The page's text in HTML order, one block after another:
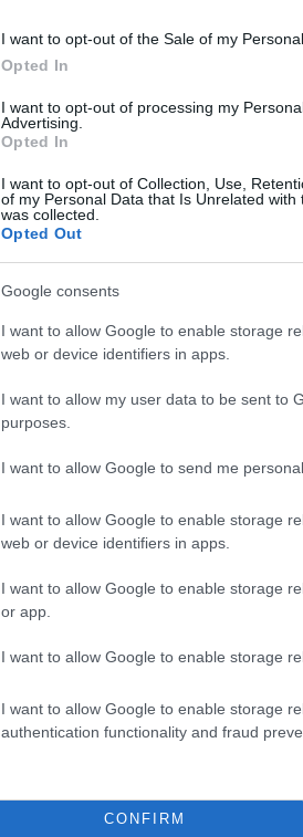
I want to opt-out of the Sale of my Personal
Opted In
I want to opt-out of processing my
Advertising.
Opted In
I want to opt-out of Collection, Use,
of my Personal Data that Is Unrelated
was collected.
Opted Out
Google consents
I want to allow Google to enable storage
web or device identifiers in apps.
I want to allow my user data to be sent to
purposes.
I want to allow Google to send me
I want to allow Google to enable storage
web or device identifiers in apps.
I want to allow Google to enable storage
or app.
I want to allow Google to enable storage
I want to allow Google to enable storage
authentication functionality and fraud
CONFIRM